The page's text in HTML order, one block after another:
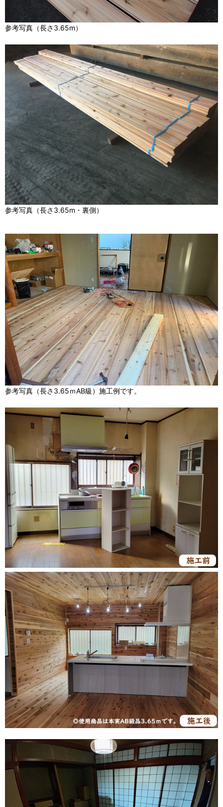
参考写真（長さ3.65m）
参考写真（長さ3.65m・裏側）
参考写真（長さ3.65ｍAB級）施工例です。